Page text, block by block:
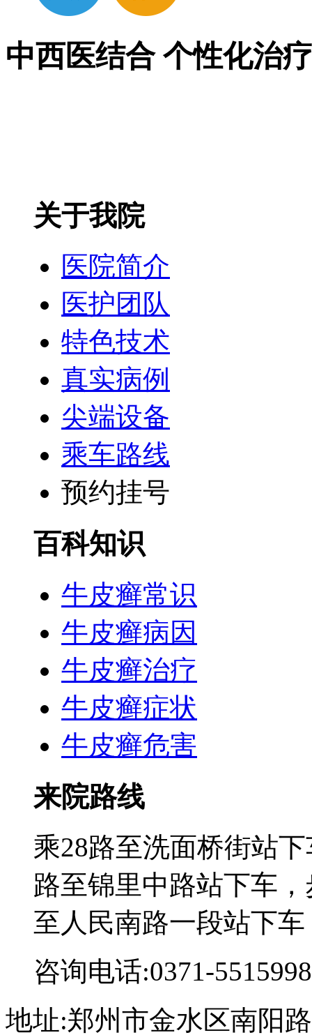
中西医结合 个性化治
关于我院
医院简介
医护团队
特色技术
真实病例
尖端设备
乘车路线
预约挂号
百科知识
牛皮癣常识
牛皮癣病因
牛皮癣治疗
牛皮癣症状
牛皮癣危害
来院路线
乘28路至洗面桥街站
路至锦里中路站下车
至人民南路一段站下
咨询电话:0371-
地址:郑州市金水区南阳